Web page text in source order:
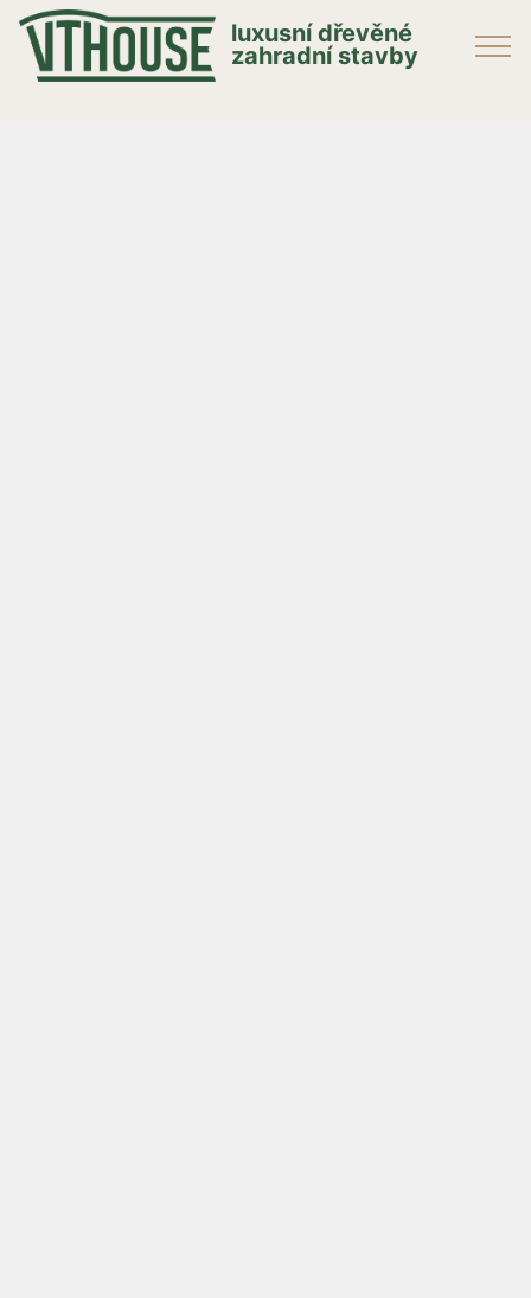
luxusní dřevěné
zahradní stavby